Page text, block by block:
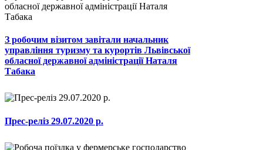
З робочим візитом завітали начальник
управління туризму та курортів Львівської
обласної державної адміністрації Наталя
Табака
Прес-реліз 29.07.2020 р.